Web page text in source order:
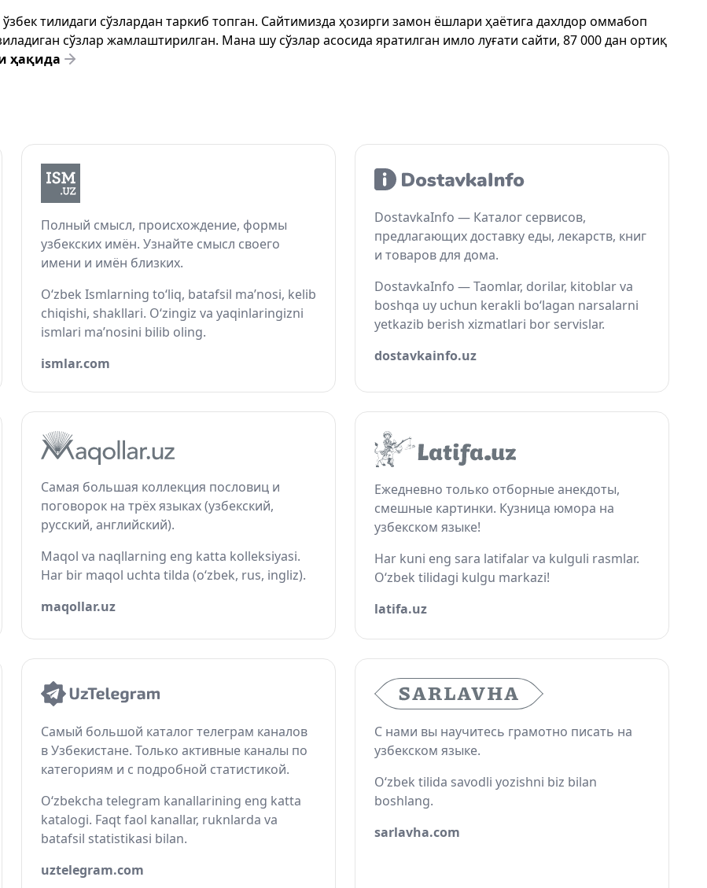
тилидаги сўзлардан таркиб топган. Сайтимизда ҳозирги замон ёшлари ҳаётига дахлдор оммабоп
сўзлар жамлаштирилган. Мана шу сўзлар асосида яратилган имло луғати сайти, 87 000 дан ортиқ
ҳақида
Полный смысл, происхождение, формы
узбекских имён. Узнайте смысл своего
имени и имён близких.
O‘zbek Ismlarning to‘liq, batafsil ma’nosi, kelib
chiqishi, shakllari. O‘zingiz va yaqinlaringizni
ismlari ma’nosini bilib oling.
ismlar.com
DostavkaInfo — Каталог сервисов,
предлагающих доставку еды, лекарств, книг
и товаров для дома.
DostavkaInfo — Taomlar, dorilar, kitoblar va
boshqa uy uchun kerakli bo‘lagan narsalarni
yetkazib berish xizmatlari bor servislar.
dostavkainfo.uz
Самая большая коллекция пословиц и
поговорок на трёх языках (узбекский,
русский, английский).
Maqol va naqllarning eng katta kolleksiyasi.
Har bir maqol uchta tilda (o‘zbek, rus, ingliz).
maqollar.uz
Ежедневно только отборные анекдоты,
смешные картинки. Кузница юмора на
узбекском языке!
Har kuni eng sara latifalar va kulguli rasmlar.
O‘zbek tilidagi kulgu markazi!
latifa.uz
Самый большой каталог телеграм каналов
в Узбекистане. Только активные каналы по
категориям и с подробной статистикой.
O‘zbekcha telegram kanallarining eng katta
katalogi. Faqt faol kanallar, ruknlarda va
batafsil statistikasi bilan.
uztelegram.com
С нами вы научитесь грамотно писать на
узбекском языке.
O‘zbek tilida savodli yozishni biz bilan
boshlang.
sarlavha.com